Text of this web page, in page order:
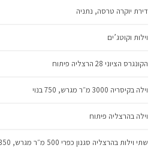
דירת יוקרה טרסה, נתניה
וילות וקוטג’ים
הקונגרס הציוני 28 הרצליה פיתוח
וילה בקיסריה 3000 מ״ר מגרש, 750 בנוי
וילה בהרצליה פיתוח
שתי וילות בהרצליה סגנון כפרי 500 מ״ר מגרש, 350 מ״ר בנוי כל אחת